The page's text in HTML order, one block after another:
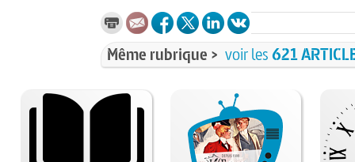
Même rubrique > voir les621